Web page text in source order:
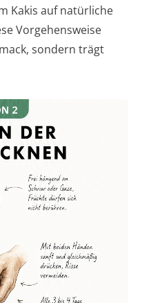
Kakis auf natürliche
Vorgehensweise
sondern trägt